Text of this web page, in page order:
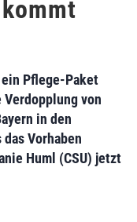
Pflege-Paket
Verdopplung von
in den
Vorhaben
Huml (CSU) jetzt